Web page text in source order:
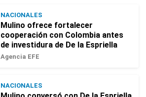
NACIONALES
Mulino ofrece fortalecer
cooperación con Colombia antes
de investidura de De la Espriella
Agencia EFE
NACIONALES